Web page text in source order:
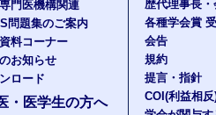
門医機構関連
問題集のご案内
料コーナー
お知らせ
ロード
・医学生の方へ
歴代理事長・
各種学会賞
会告
規約
提言・指針
COI(利益相反